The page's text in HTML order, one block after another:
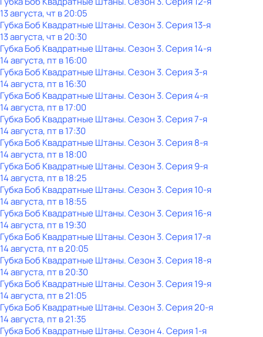
13 августа, чт в 20:05
Губка Боб Квадратные Штаны. Сезон 3. Серия 13-я
13 августа, чт в 20:30
Губка Боб Квадратные Штаны. Сезон 3. Серия 14-я
14 августа, пт в 16:00
Губка Боб Квадратные Штаны. Сезон 3. Серия 3-я
14 августа, пт в 16:30
Губка Боб Квадратные Штаны. Сезон 3. Серия 4-я
14 августа, пт в 17:00
Губка Боб Квадратные Штаны. Сезон 3. Серия 7-я
14 августа, пт в 17:30
Губка Боб Квадратные Штаны. Сезон 3. Серия 8-я
14 августа, пт в 18:00
Губка Боб Квадратные Штаны. Сезон 3. Серия 9-я
14 августа, пт в 18:25
Губка Боб Квадратные Штаны. Сезон 3. Серия 10-я
14 августа, пт в 18:55
Губка Боб Квадратные Штаны. Сезон 3. Серия 16-я
14 августа, пт в 19:30
Губка Боб Квадратные Штаны. Сезон 3. Серия 17-я
14 августа, пт в 20:05
Губка Боб Квадратные Штаны. Сезон 3. Серия 18-я
14 августа, пт в 20:30
Губка Боб Квадратные Штаны. Сезон 3. Серия 19-я
14 августа, пт в 21:05
Губка Боб Квадратные Штаны. Сезон 3. Серия 20-я
14 августа, пт в 21:35
Губка Боб Квадратные Штаны. Сезон 4. Серия 1-я